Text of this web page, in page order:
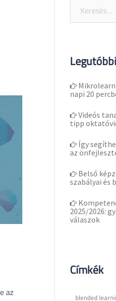
az
napi 20
Videós
tipp
Így
az
Belső
szabályai és
2025/2026:
válaszok
Címkék
blended